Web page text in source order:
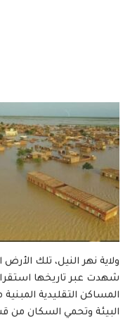
ولاية نهر النيل، تلك
شهدت عبر تاريخها
المساكن التقليدية
البيئة وتحمي السكان من